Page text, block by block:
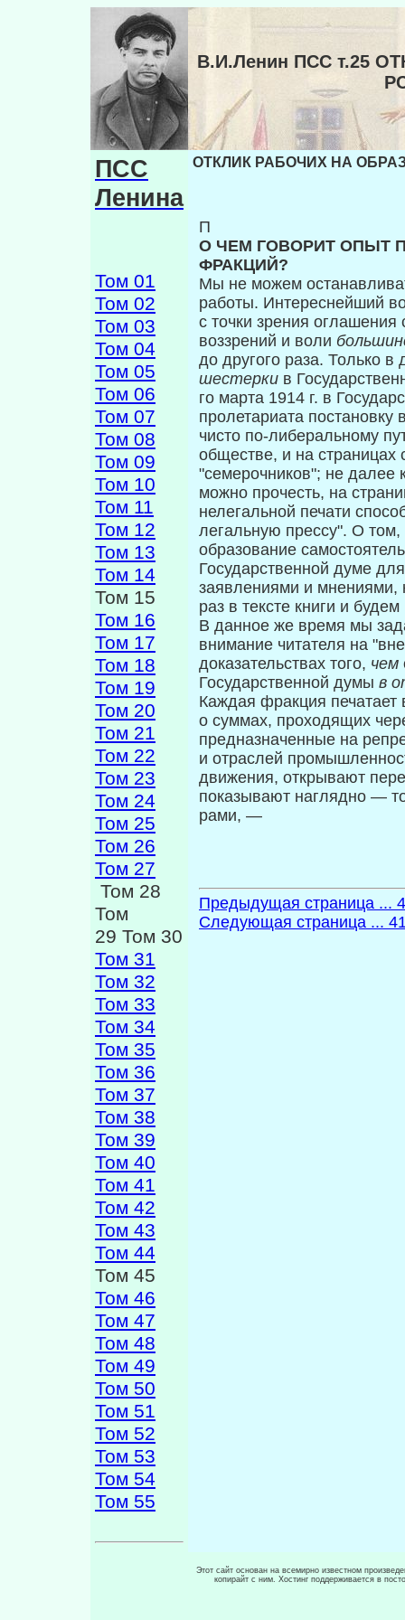
В.И.Ленин ПСС т.25
ПСС
Ленина
Том 01
Том 02
Том 03
Том 04
Том 05
Том 06
Том 07
Том 08
Том 09
Том 10
Том 11
Том 12
Том 13
Том 14
Том 15
Том 16
Том 17
Том 18
Том 19
Том 20
Том 21
Том 22
Том 23
Том 24
Том 25
Том 26
Том 27
Том 28
Том
29 Том 30
Том 31
Том 32
Том 33
Том 34
Том 35
Том 36
Том 37
Том 38
Том 39
Том 40
Том 41
Том 42
Том 43
Том 44
Том 45
Том 46
Том 47
Том 48
Том 49
Том 50
Том 51
Том 52
Том 53
Том 54
Том 55
ОТКЛИК РАБОЧИХ НА
П
О ЧЕМ ГОВОРИТ ОПЫТ
ФРАКЦИЙ?
Мы не можем
работы. Ин­тереснейший
с точки зрения
воззрений и воли
до другого раза. Только
шестерки в
го марта 1914 г. в
пролетариата постановку
чисто по-либеральному
обществе, и на стра­ницах
"семерочников"; не далее
можно прочесть, на
нелегальной печати
легальную прессу". О том,
образование
Государствен­ной думе
заявлениями и мнениями,
раз в тексте книги и
В данное же время мы
внимание чита­теля на
доказательствах того, чем
Государственной думы в
Каждая фракция печатает
о суммах, проходящих
предназначенные на
и отраслей
движения, открывают
показывают наглядно —
рами, —
Предыдущая страница ...
Следующая страница ...
Этот сайт основан на всемирно известном
копирайт с ним. Хостинг поддерживается в